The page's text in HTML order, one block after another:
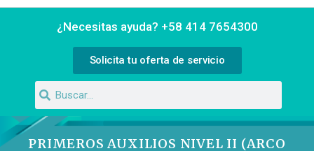
¿Necesitas ayuda? +58 414 7654300
Solicita tu oferta de servicio
PRIMEROS AUXILIOS NIVEL II (ARCO